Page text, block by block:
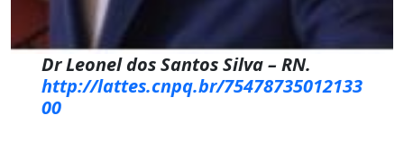
Dr Leonel dos Santos Silva – RN.
http://lattes.cnpq.br/75478735012133
00